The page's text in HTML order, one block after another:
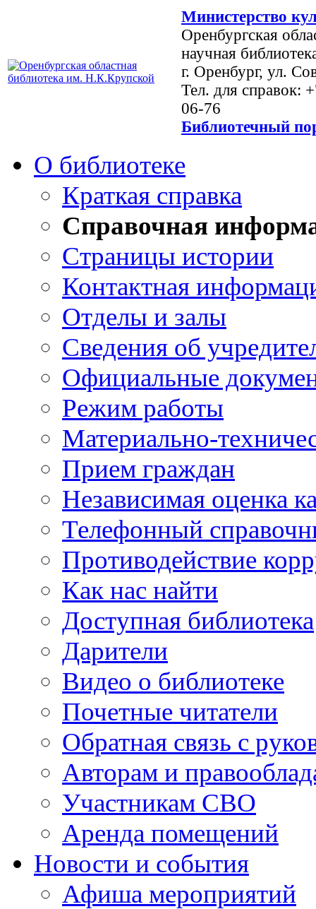
Министерство
Оренбургская
научная
г. Оренбург, ул.
Тел. для справок:
06-76
Библиотечный
О библиотеке
Краткая справка
Справочная
Страницы истории
Контактная
Отделы и залы
Сведения об
Официальные
Режим работы
Материально-
Прием граждан
Независимая оценка
Телефонный
Противодействие
Как нас найти
Доступная библиотека
Дарители
Видео о библиотеке
Почетные читатели
Обратная связь с
Авторам и
Участникам СВО
Аренда помещений
Новости и события
Афиша мероприятий